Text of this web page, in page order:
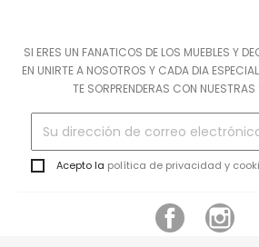
SI ERES UN FANATICOS DE LOS MUEBLES Y
EN UNIRTE A NOSOTROS Y CADA DIA
TE SORPRENDERAS CON NUESTRAS
Acepto la política de privacidad y
Facebook